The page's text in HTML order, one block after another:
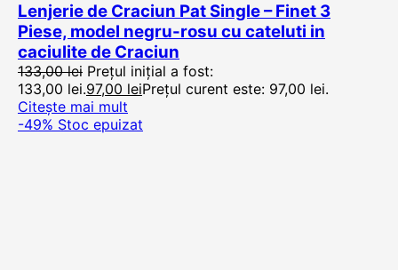
Lenjerie de Craciun Pat Single – Finet 3
Piese, model negru-rosu cu cateluti in
caciulite de Craciun
133,00lei Prețul inițial a fost:
133,00 lei.97,00 leiPrețul curent este: 97,00 lei.
Citește mai mult
-49% Stoc epuizat